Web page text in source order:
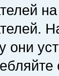
они